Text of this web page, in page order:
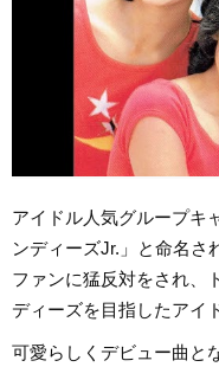
アイドル人気グループキ
ンディーズJr.」と命名さ
ファンに猛反対をされ、
ディーズを目指したアイ
可愛らしくデビュー曲と